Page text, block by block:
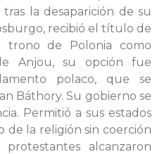
la desaparición de su
recibió el título de
trono de Polonia como
Anjou, su opción fue
polaco, que se
Báthory. Su gobierno se
Permitió a sus estados
de la religión sin coerción
alcanzaron